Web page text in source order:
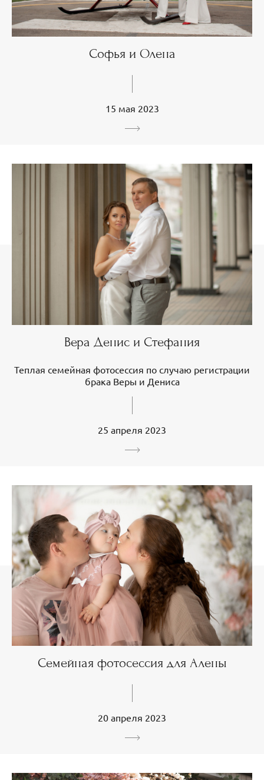
Софья и Олена
15 мая 2023
Вера Денис и Стефания
Теплая семейная фотосессия по случаю регистрации
брака Веры и Дениса
25 апреля 2023
Семейная фотосессия для Алены
20 апреля 2023